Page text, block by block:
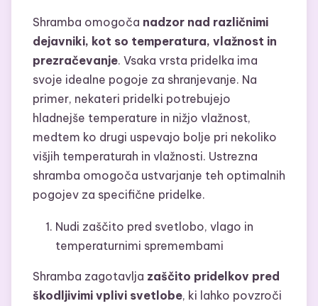
Shramba omogoča nadzor nad različnimi
dejavniki, kot so temperatura, vlažnost in
prezračevanje. Vsaka vrsta pridelka ima
svoje idealne pogoje za shranjevanje. Na
primer, nekateri pridelki potrebujejo
hladnejše temperature in nižjo vlažnost,
medtem ko drugi uspevajo bolje pri nekoliko
višjih temperaturah in vlažnosti. Ustrezna
shramba omogoča ustvarjanje teh optimalnih
pogojev za specifične pridelke.
Nudi zaščito pred svetlobo, vlago in
temperaturnimi spremembami
Shramba zagotavlja zaščito pridelkov pred
škodljivimi vplivi svetlobe, ki lahko povzroči